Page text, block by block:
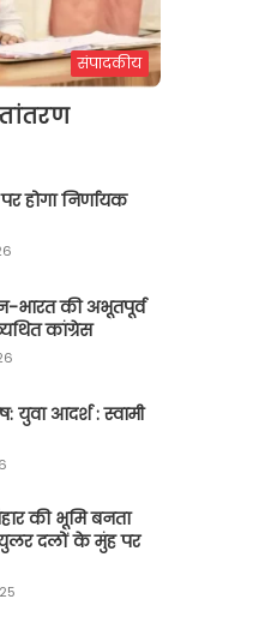
संपादकीय
होगा निर्णायक
की अभूतपूर्व
कांग्रेस
युवा आदर्श : स्वामी
की भूमि बनता
दलों के मुंह पर